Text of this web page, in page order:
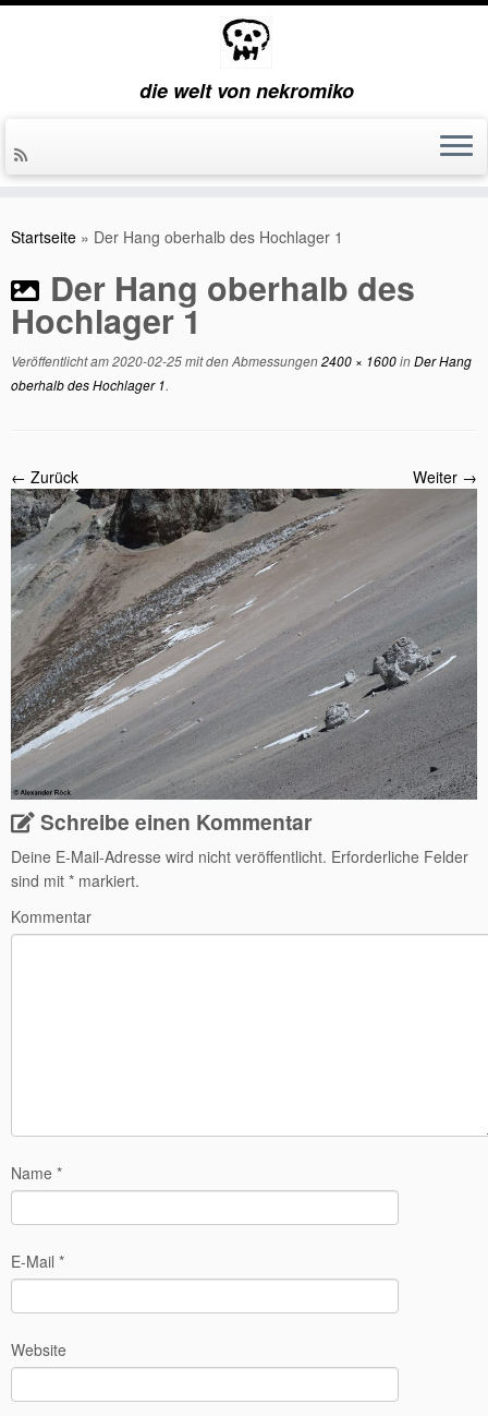
Inhalt
die welt von nekromiko
Startseite » Der Hang oberhalb des Hochlager 1
Der Hang oberhalb des
Hochlager 1
Veröffentlicht am2020-02-25mit den Abmessungen2400 × 1600inDer Hang
oberhalb des Hochlager 1.
← Zurück Weiter →
Schreibe einen Kommentar
Deine E-Mail-Adresse wird nicht veröffentlicht. Erforderliche Felder
sind mit * markiert.
Kommentar
Name *
E-Mail *
Website